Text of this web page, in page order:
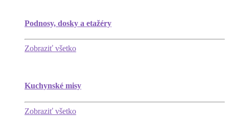
Podnosy, dosky a etažéry
Zobraziť všetko
Kuchynské misy
Zobraziť všetko